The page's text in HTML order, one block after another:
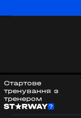
Стартове
тренування з
тренером